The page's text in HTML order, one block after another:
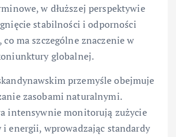
w dłuższej perspektywie
stabilności i odporności
ma szczególne znaczenie w
globalnej.
przemyśle obejmuje
zasobami naturalnymi.
intensywnie monitorują zużycie
i energii, wprowadzając standardy